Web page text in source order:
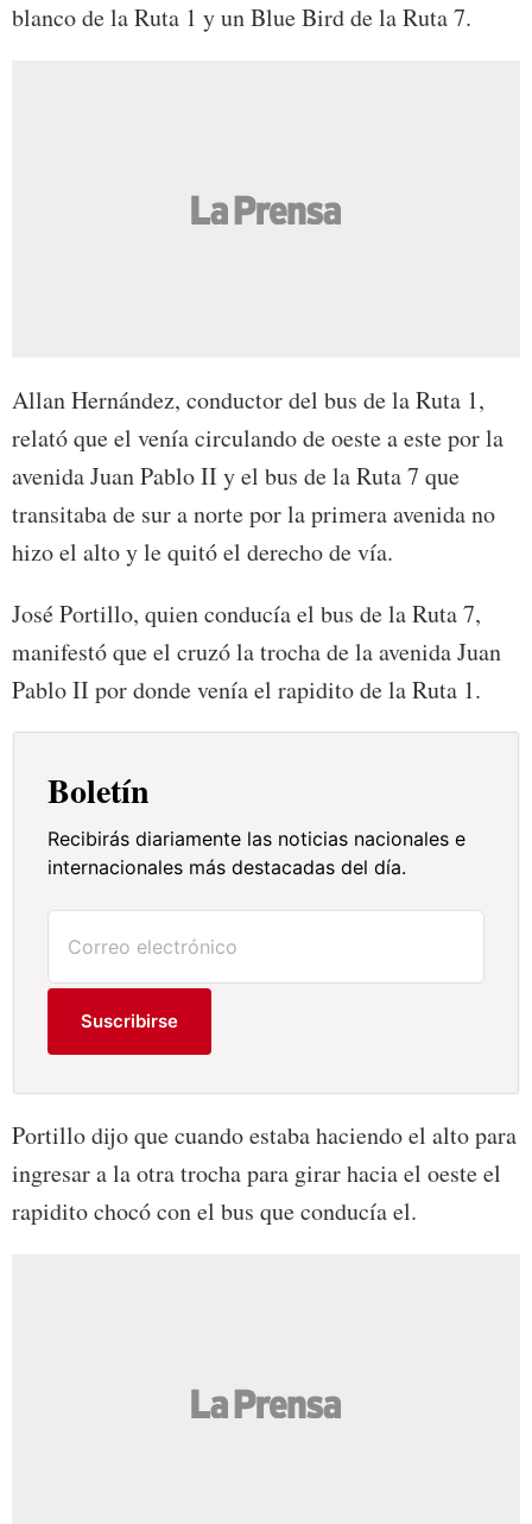
blanco de la Ruta 1 y un Blue Bird de la Ruta 7.
Allan Hernández, conductor del bus de la Ruta 1,
relató que el venía circulando de oeste a este por la
avenida Juan Pablo II y el bus de la Ruta 7 que
transitaba de sur a norte por la primera avenida no
hizo el alto y le quitó el derecho de vía.
José Portillo, quien conducía el bus de la Ruta 7,
manifestó que el cruzó la trocha de la avenida Juan
Pablo II por donde venía el rapidito de la Ruta 1.
Boletín
Recibirás diariamente las noticias nacionales e
internacionales más destacadas del día.
Suscribirse
Portillo dijo que cuando estaba haciendo el alto para
ingresar a la otra trocha para girar hacia el oeste el
rapidito chocó con el bus que conducía el.